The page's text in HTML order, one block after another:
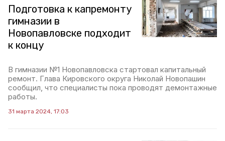
Подготовка к капремонту
гимназии в
Новопавловске подходит
к концу
В гимназии №1 Новопавловска стартовал капитальный
ремонт. Глава Кировского округа Николай Новопашин
сообщил, что специалисты пока проводят демонтажные
работы.
31 марта 2024, 17:03